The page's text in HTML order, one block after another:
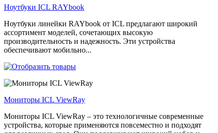
Ноутбуки ICL RAYbook
Ноутбуки линейки RAYbook от ICL предлагают широкий
ассортимент моделей, сочетающих высокую
производительность и надежность. Эти устройства
обеспечивают мобильно...
Мониторы ICL ViewRay
Мониторы ICL ViewRay – это технологичные современные
устройства, которые применяются повсеместно и подходят